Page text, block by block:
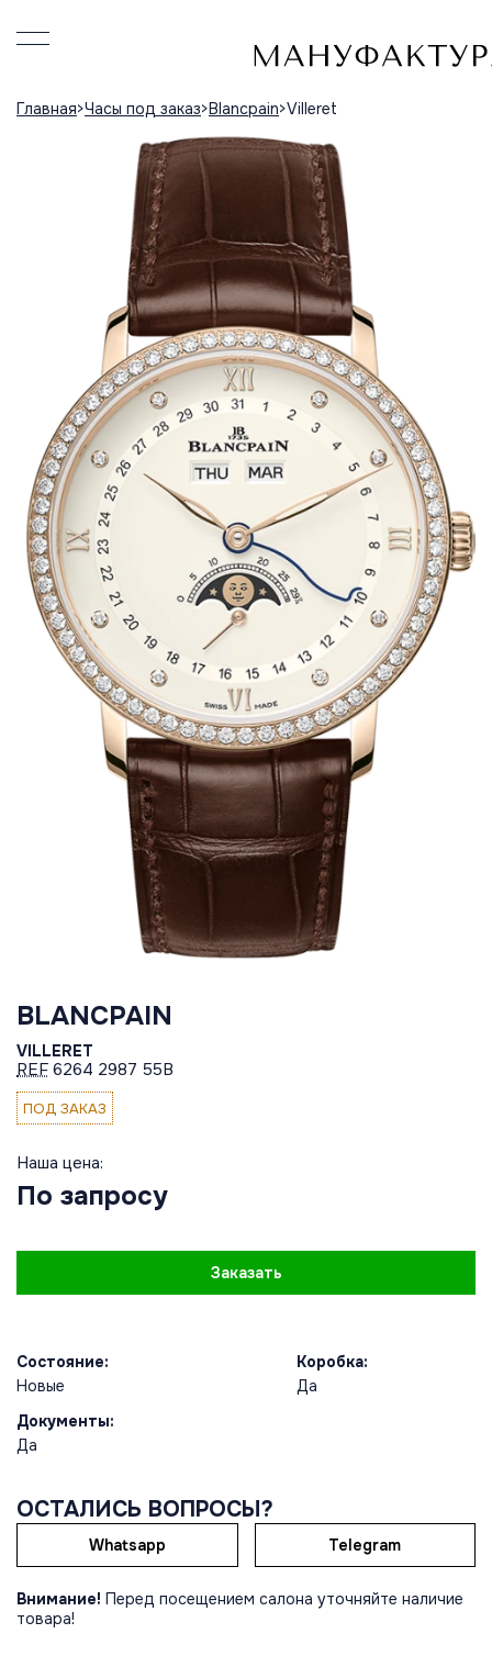
Главная Часы под заказ Blancpain Villeret
BLANCPAIN
VILLERET
REF 6264 2987 55B
ПОД ЗАКАЗ
Наша цена:
По запросу
Заказать
Состояние:
Новые
Коробка:
Да
Документы:
Да
ОСТАЛИСЬ ВОПРОСЫ?
Whatsapp Telegram
Внимание! Перед посещением салона уточняйте наличие
товара!